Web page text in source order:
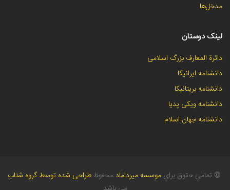
مدخل‌ها
لینک دوستان
دائرة المعارف بزرگ اسلامی
دانشنامه ایرانیکا
دانشنامه بریتانیکا
دانشنامه ویکی پدیا
دانشنامه جهان اسلام
طراحی شده توسط گروه شتاب © تمامی حقوق برای موسسه میرداماد محفوظ